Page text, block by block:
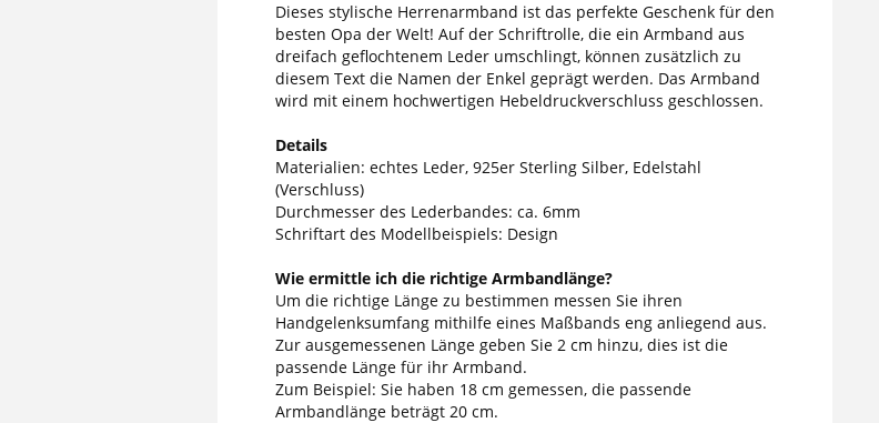
Dieses stylische Herrenarmband ist das perfekte Geschenk für den
besten Opa der Welt! Auf der Schriftrolle, die ein Armband aus
dreifach geflochtenem Leder umschlingt, können zusätzlich zu
diesem Text die Namen der Enkel geprägt werden. Das Armband
wird mit einem hochwertigen Hebeldruckverschluss geschlossen.
Details
Materialien: echtes Leder, 925er Sterling Silber, Edelstahl
(Verschluss)
Durchmesser des Lederbandes: ca. 6mm
Schriftart des Modellbeispiels: Design
Wie ermittle ich die richtige Armbandlänge?
Um die richtige Länge zu bestimmen messen Sie ihren
Handgelenksumfang mithilfe eines Maßbands eng anliegend aus.
Zur ausgemessenen Länge geben Sie 2 cm hinzu, dies ist die
passende Länge für ihr Armband.
Zum Beispiel: Sie haben 18 cm gemessen, die passende
Armbandlänge beträgt 20 cm.